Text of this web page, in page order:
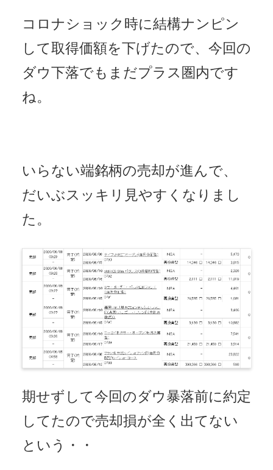
コロナショック時に結構ナンピン
して取得価額を下げたので、今回の
ダウ下落でもまだプラス圏内です
ね。
いらない端銘柄の売却が進んで、
だいぶスッキリ見やすくなりまし
た。
期せずして今回のダウ暴落前に約定
してたので売却損が全く出てない
という・・